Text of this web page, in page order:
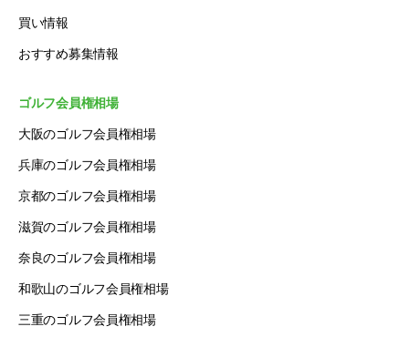
買い情報
おすすめ募集情報
ゴルフ会員権相場
大阪のゴルフ会員権相場
兵庫のゴルフ会員権相場
京都のゴルフ会員権相場
滋賀のゴルフ会員権相場
奈良のゴルフ会員権相場
和歌山のゴルフ会員権相場
三重のゴルフ会員権相場